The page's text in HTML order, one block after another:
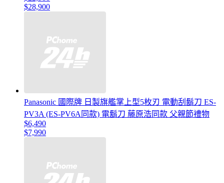
$28,900
Panasonic 國際牌 日製旗艦掌上型5枚刃 電動刮鬍刀 ES-
PV3A (ES-PV6A同款) 電鬍刀 藤原浩同款 父親節禮物
$6,490
$7,990